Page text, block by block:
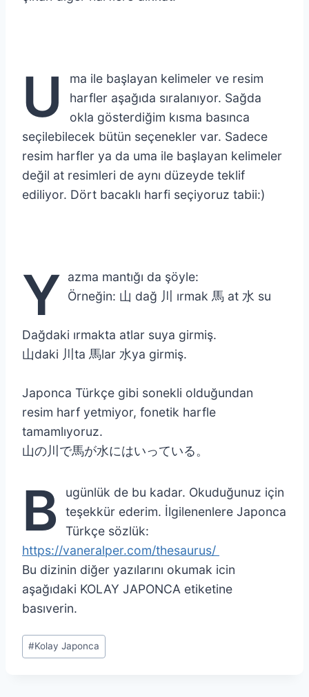
U
ma ile başlayan kelimeler ve resim
harfler aşağıda sıralanıyor. Sağda
okla gösterdiğim kısma basınca
seçilebilecek bütün seçenekler var. Sadece
resim harfler ya da uma ile başlayan kelimeler
değil at resimleri de aynı düzeyde teklif
ediliyor. Dört bacaklı harfi seçiyoruz tabii:)
Y azma mantığı da şöyle:
Örneğin: 山 dağ 川 ırmak 馬 at 水 su
Dağdaki ırmakta atlar suya girmiş.
山daki 川ta 馬lar 水ya girmiş.
Japonca Türkçe gibi sonekli olduğundan
resim harf yetmiyor, fonetik harfle
tamamlıyoruz.
山の川で馬が水にはいっている。
B
ugünlük de bu kadar. Okuduğunuz için
teşekkür ederim. İlgilenenlere Japonca
Türkçe sözlük:
https://vaneralper.com/thesaurus/
Bu dizinin diğer yazılarını okumak icin
aşağıdaki KOLAY JAPONCA etiketine
basıverin.
Post
Tags:
#Kolay Japonca